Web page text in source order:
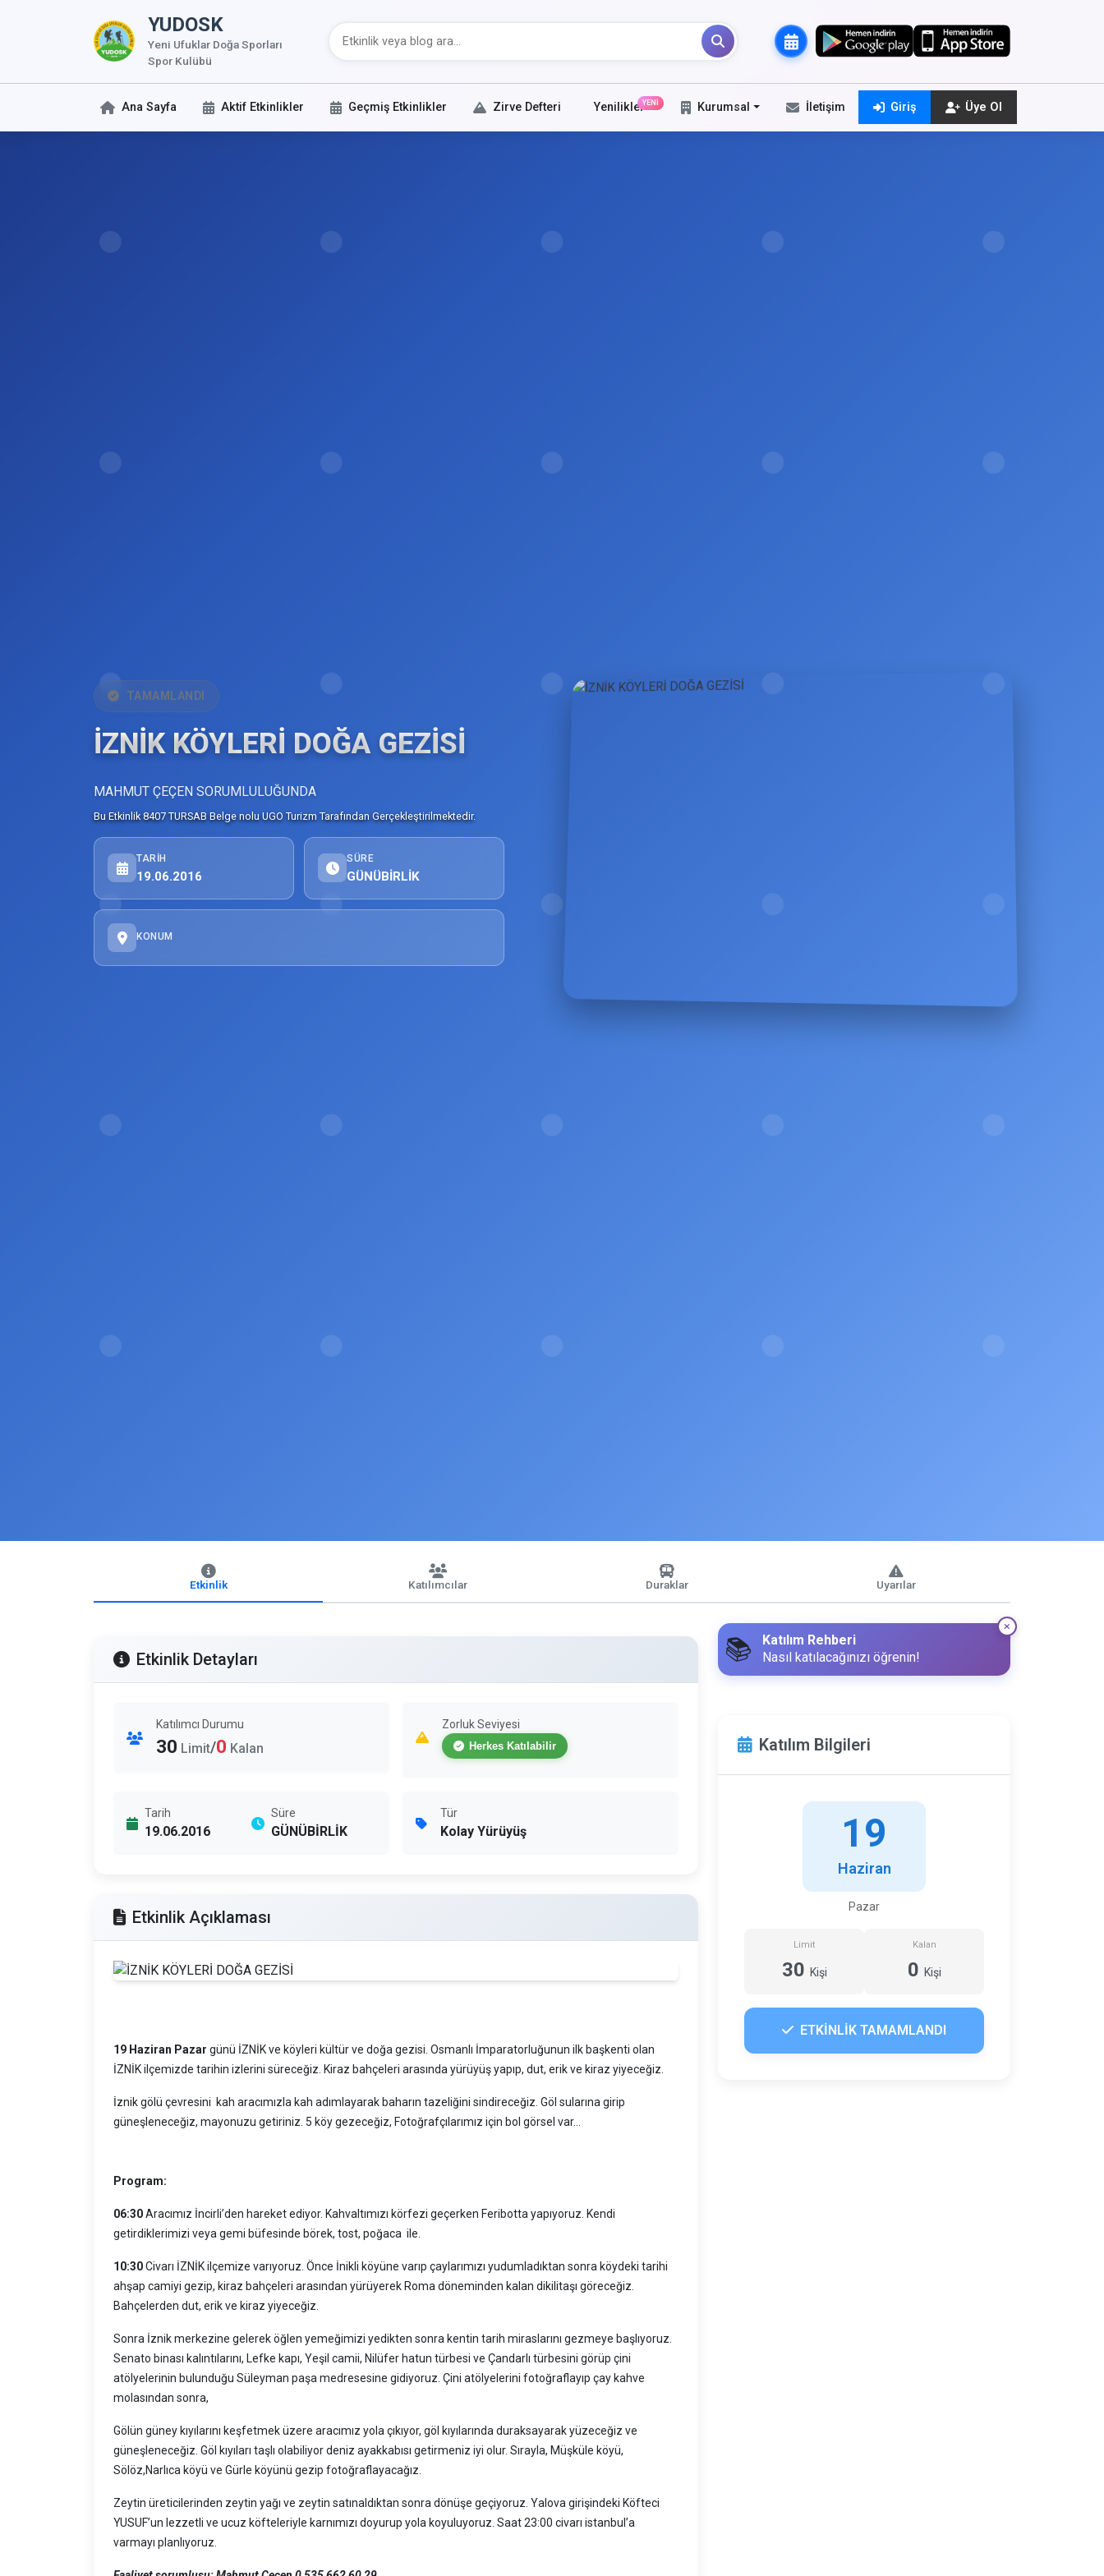
YUDOSK
Yeni Ufuklar Doğa Sporları
Spor Kulübü
Ana Sayfa Aktif Etkinlikler Geçmiş Etkinlikler Zirve Defteri YeniliklerYENİ Kurumsal İletişim Giriş Üye Ol
TAMAMLANDI
İZNİK KÖYLERİ DOĞA GEZİSİ
MAHMUT ÇEÇEN SORUMLULUĞUNDA
Bu Etkinlik 8407 TURSAB Belge nolu UGO Turizm Tarafından Gerçekleştirilmektedir.
TARIH
19.06.2016
SÜRE
GÜNÜBİRLİK
KONUM
Etkinlik Katılımcılar Duraklar Uyarılar
Etkinlik Detayları
Katılımcı Durumu
30 Limit/0 Kalan
Zorluk Seviyesi
Herkes Katılabilir
Tarih
19.06.2016
Süre
GÜNÜBİRLİK
Tür
Kolay Yürüyüş
Etkinlik Açıklaması
19 Haziran Pazar günü İZNİK ve köyleri kültür ve doğa gezisi. Osmanlı İmparatorluğunun ilk başkenti olan
İZNİK ilçemizde tarihin izlerini süreceğiz. Kiraz bahçeleri arasında yürüyüş yapıp, dut, erik ve kiraz yiyeceğiz.
İznik gölü çevresini kah aracımızla kah adımlayarak baharın tazeliğini sindireceğiz. Göl sularına girip
güneşleneceğiz, mayonuzu getiriniz. 5 köy gezeceğiz, Fotoğrafçılarımız için bol görsel var...
Program:
06:30Aracımız İncirli’den hareket ediyor. Kahvaltımızı körfezi geçerken Feribotta yapıyoruz. Kendi
getirdiklerimizi veya gemi büfesinde börek, tost, poğaca ile.
10:30Civarı İZNİK ilçemize varıyoruz. Önce İnikli köyüne varıp çaylarımızı yudumladıktan sonra köydeki tarihi
ahşap camiyi gezip, kiraz bahçeleri arasından yürüyerek Roma döneminden kalan dikilitaşı göreceğiz.
Bahçelerden dut, erik ve kiraz yiyeceğiz.
Sonra İznik merkezine gelerek öğlen yemeğimizi yedikten sonra kentin tarih miraslarını gezmeye başlıyoruz.
Senato binası kalıntılarını, Lefke kapı, Yeşil camii, Nilüfer hatun türbesi ve Çandarlı türbesini görüp çini
atölyelerinin bulunduğu Süleyman paşa medresesine gidiyoruz. Çini atölyelerini fotoğraflayıp çay kahve
molasından sonra,
Gölün güney kıyılarını keşfetmek üzere aracımız yola çıkıyor, göl kıyılarında duraksayarak yüzeceğiz ve
güneşleneceğiz. Göl kıyıları taşlı olabiliyor deniz ayakkabısı getirmeniz iyi olur. Sırayla, Müşküle köyü,
Sölöz,Narlıca köyü ve Gürle köyünü gezip fotoğraflayacağız.
Zeytin üreticilerinden zeytin yağı ve zeytin satınaldıktan sonra dönüşe geçiyoruz. Yalova girişindeki Köfteci
YUSUF’un lezzetli ve ucuz köfteleriyle karnımızı doyurup yola koyuluyoruz. Saat 23:00 civarı istanbul’a
varmayı planlıyoruz.
📚
Katılım Rehberi
Nasıl katılacağınızı öğrenin!
Katılım Bilgileri
19
Haziran
Pazar
Limit
30 Kişi
Kalan
0 Kişi
ETKİNLİK TAMAMLANDI